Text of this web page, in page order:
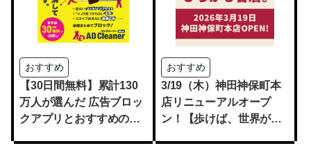
おすすめ
【30日間無料】累計130
万人が選んだ 広告ブロッ
クアプリとおすすめのス
おすすめ
3/19（木）神田神保町本
店リニューアルオープ
ン！【歩けば、世界がひ